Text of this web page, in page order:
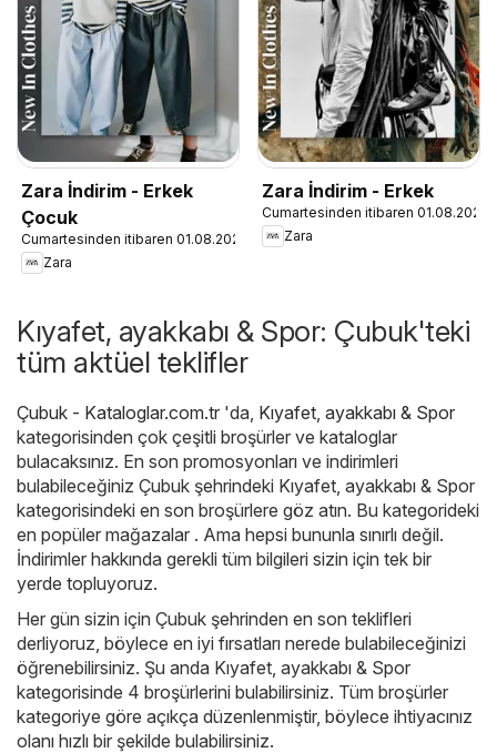
Zara İndirim - Erkek
Çocuk
Cumartesinden itibaren 01.08.2026
Zara
Zara İndirim - Erkek
Cumartesinden itibaren 01.08.2026
Zara
Kıyafet, ayakkabı & Spor: Çubuk'teki
tüm aktüel teklifler
Çubuk - Kataloglar.com.tr 'da, Kıyafet, ayakkabı & Spor
kategorisinden çok çeşitli broşürler ve kataloglar
bulacaksınız. En son promosyonları ve indirimleri
bulabileceğiniz Çubuk şehrindeki Kıyafet, ayakkabı & Spor
kategorisindeki en son broşürlere göz atın. Bu kategorideki
en popüler mağazalar . Ama hepsi bununla sınırlı değil.
İndirimler hakkında gerekli tüm bilgileri sizin için tek bir
yerde topluyoruz.
Her gün sizin için Çubuk şehrinden en son teklifleri
derliyoruz, böylece en iyi fırsatları nerede bulabileceğinizi
öğrenebilirsiniz. Şu anda Kıyafet, ayakkabı & Spor
kategorisinde 4 broşürlerini bulabilirsiniz. Tüm broşürler
kategoriye göre açıkça düzenlenmiştir, böylece ihtiyacınız
olanı hızlı bir şekilde bulabilirsiniz.